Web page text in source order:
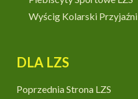
Wyścig Kolarski
DLA LZS
Poprzednia Strona LZS